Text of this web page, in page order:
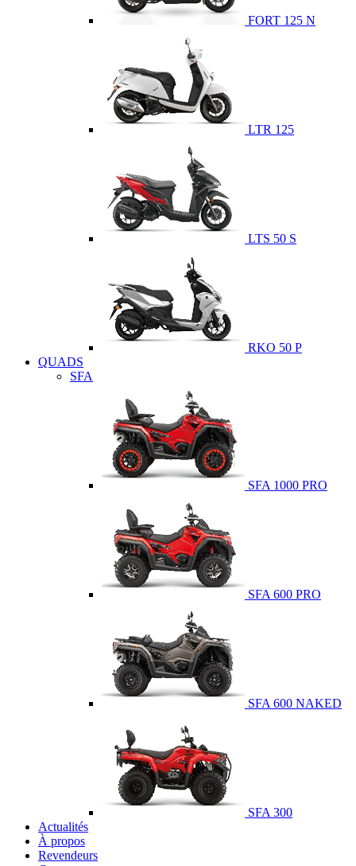
FORT 125 N
LTR 125
LTS 50 S
RKO 50 P
QUADS
SFA
SFA 1000 PRO
SFA 600 PRO
SFA 600 NAKED
SFA 300
Actualités
À propos
Revendeurs